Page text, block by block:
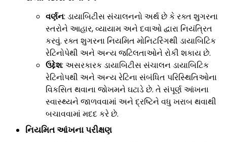
વર્ણન: ડાયાબિટીસ સંચાલનનો અર્થ છે કે રક્ત શુગરના
સ્તરોને આહાર, વ્યાયામ અને દવાઓ દ્વારા નિયંત્રિત
કરવું. રક્ત શુગરના નિયમિત મોનિટરિંગથી ડાયાબિટિક
રેટિનોપેથી અને અન્ય જટિલતાઓને રોકી શકાય છે.
ઉદ્દેશ: અસરકારક ડાયાબિટીસ સંચાલન ડાયાબિટિક
રેટિનોપથી અને અન્ય રેટિના સંબંધિત પરિસ્થિતિઓના
વિકસિત થવાના જોખમને ઘટાડે છે. તે સંપૂર્ણ આંખના
સ્વાસ્થ્યને જાળવવામાં અને દ્રષ્ટિને વધુ ખરાબ થવાથી
બચાવવામાં મદદ કરે છે.
નિયમિતઆંખના પરીક્ષણ